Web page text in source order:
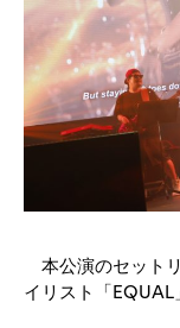
本公演のセット
イリスト「EQUAL